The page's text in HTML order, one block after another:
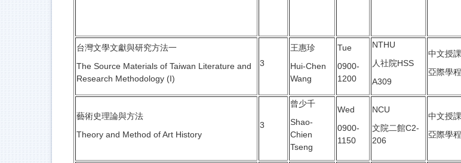
台灣文學文獻與研究方法一
The Source Materials of Taiwan Literature and
Research Methodology (I)
3
王惠珍
Hui-Chen
Wang
Tue
0900-
1200
NTHU
人社院HSS
A309
中文授
亞際學
藝術史理論與方法
Theory and Method of Art History
3
曾少千
Shao-
Chien
Tseng
Wed
0900-
1150
NCU
文院二館C2-
206
中文授
亞際學